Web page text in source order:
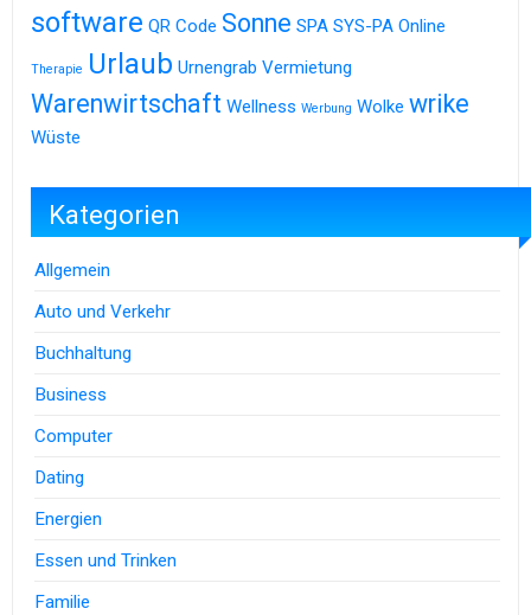
software QR Code Sonne SPA SYS-PA Online
Therapie Urlaub Urnengrab Vermietung
Warenwirtschaft Wellness Werbung Wolke wrike
Wüste
Kategorien
Allgemein
Auto und Verkehr
Buchhaltung
Business
Computer
Dating
Energien
Essen und Trinken
Familie